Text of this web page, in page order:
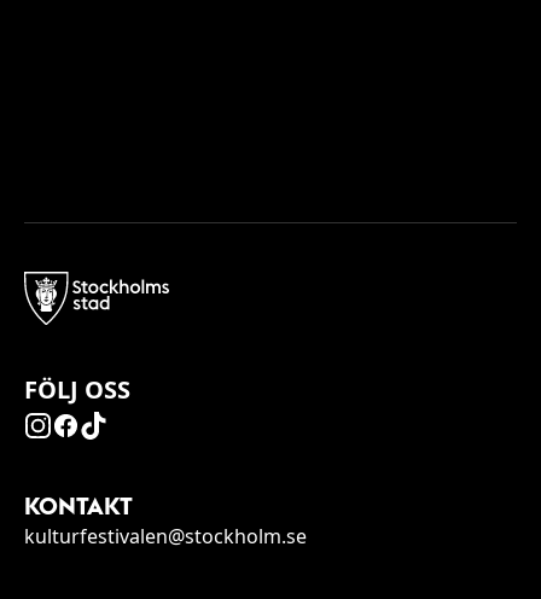
FÖLJ OSS
KONTAKT
kulturfestivalen@stockholm.se